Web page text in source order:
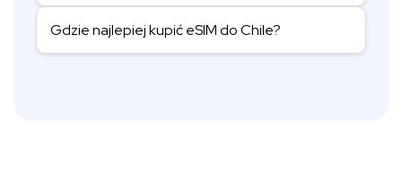
Gdzie najlepiej kupić eSIM do Chile?